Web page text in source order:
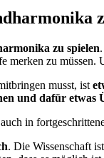
zu spielen
merken zu müssen.
musst, ist
und dafür etwas
in
. Die Wissenschaft